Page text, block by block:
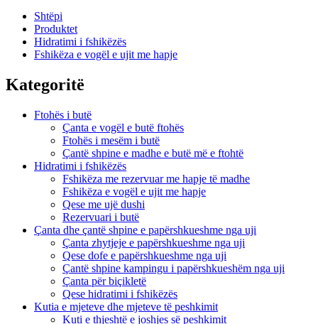
Shtëpi
Produktet
Hidratimi i fshikëzës
Fshikëza e vogël e ujit me hapje
Kategoritë
Ftohës i butë
Çanta e vogël e butë ftohës
Ftohës i mesëm i butë
Çantë shpine e madhe e butë më e ftohtë
Hidratimi i fshikëzës
Fshikëza me rezervuar me hapje të madhe
Fshikëza e vogël e ujit me hapje
Qese me ujë dushi
Rezervuari i butë
Çanta dhe çantë shpine e papërshkueshme nga uji
Çanta zhytjeje e papërshkueshme nga uji
Qese dofe e papërshkueshme nga uji
Çantë shpine kampingu i papërshkueshëm nga uji
Çanta për biçikletë
Qese hidratimi i fshikëzës
Kutia e mjeteve dhe mjeteve të peshkimit
Kuti e thjeshtë e joshjes së peshkimit